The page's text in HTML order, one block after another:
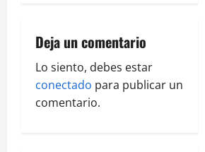
v
i
g
Deja un comentario
Lo siento, debes estar
conectado para publicar un
comentario.